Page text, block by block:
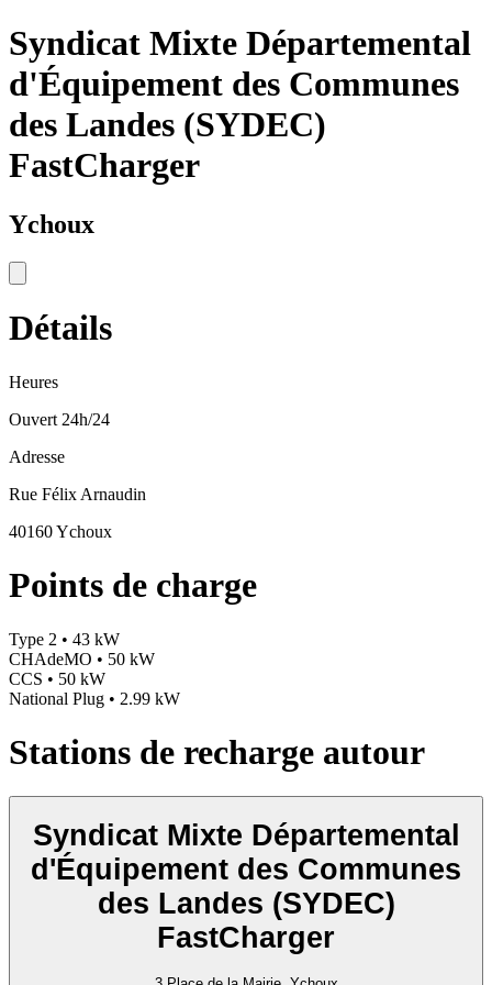
Syndicat Mixte Départemental
d'Équipement des Communes
des Landes (SYDEC)
FastCharger
Ychoux
Détails
Heures
Ouvert 24h/24
Adresse
Rue Félix Arnaudin
40160 Ychoux
Points de charge
Type 2 • 43 kW
CHAdeMO • 50 kW
CCS • 50 kW
National Plug • 2.99 kW
Stations de recharge autour
Syndicat Mixte Départemental
d'Équipement des Communes
des Landes (SYDEC)
FastCharger